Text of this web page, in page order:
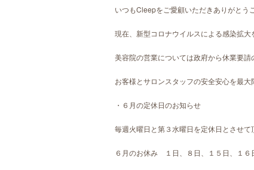
いつもCleepをご愛顧いただきありがとう
現在、新型コロナウイルスによる感染拡大
美容院の営業については政府から休業要
お客様とサロンスタッフの安全安心を最大
・６月の定休日のお知らせ
毎週火曜日と第３水曜日を定休日とさせて
６月のお休み １日、８日、１５日、１６